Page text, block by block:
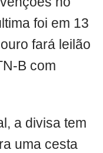
foi em 13
fará leilão
B com
a divisa tem
uma cesta